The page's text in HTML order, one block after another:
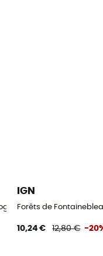
IGN
Forêts de
10,24 € 12,80 € -